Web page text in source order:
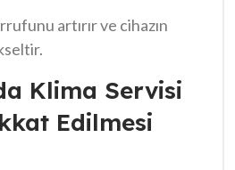
açıdan tasarruf ederken,
artırır ve cihazın
Klima Servisi
Edilmesi